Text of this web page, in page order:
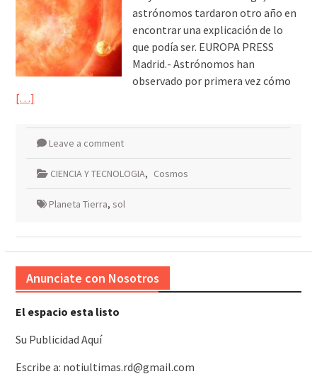
astrónomos tardaron otro año en
encontrar una explicación de lo
que podía ser. EUROPA PRESS
Madrid.- Astrónomos han
observado por primera vez cómo
[…]
Leave a comment
CIENCIA Y TECNOLOGIA, Cosmos
Planeta Tierra, sol
Anunciate con Nosotros
El espacio esta listo
Su Publicidad Aquí
Escribe a: notiultimas.rd@gmail.com